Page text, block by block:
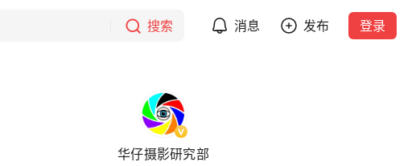
搜索 消息 发布 登录
华仔摄影研究部